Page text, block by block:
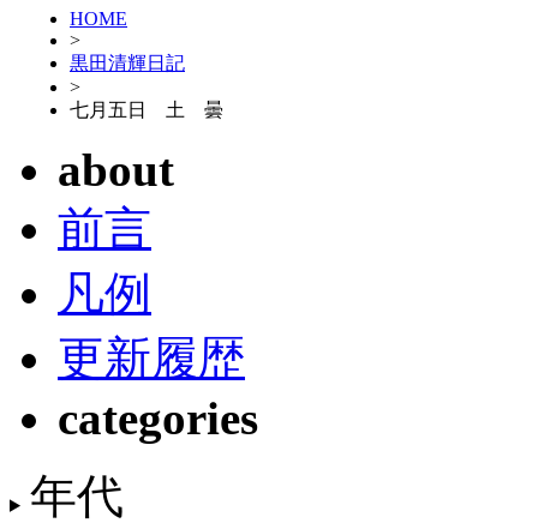
HOME
>
黒田清輝日記
>
七月五日 土 曇
about
前言
凡例
更新履歴
categories
年代